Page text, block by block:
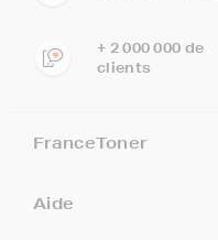
+ 2 000 000 de
clients
FranceToner
Aide